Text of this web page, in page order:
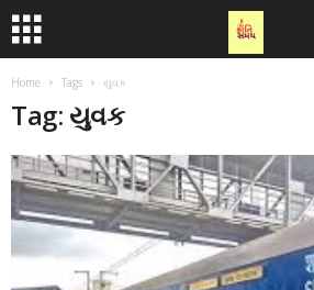
Home Tags યુવક
Tag: યુવક